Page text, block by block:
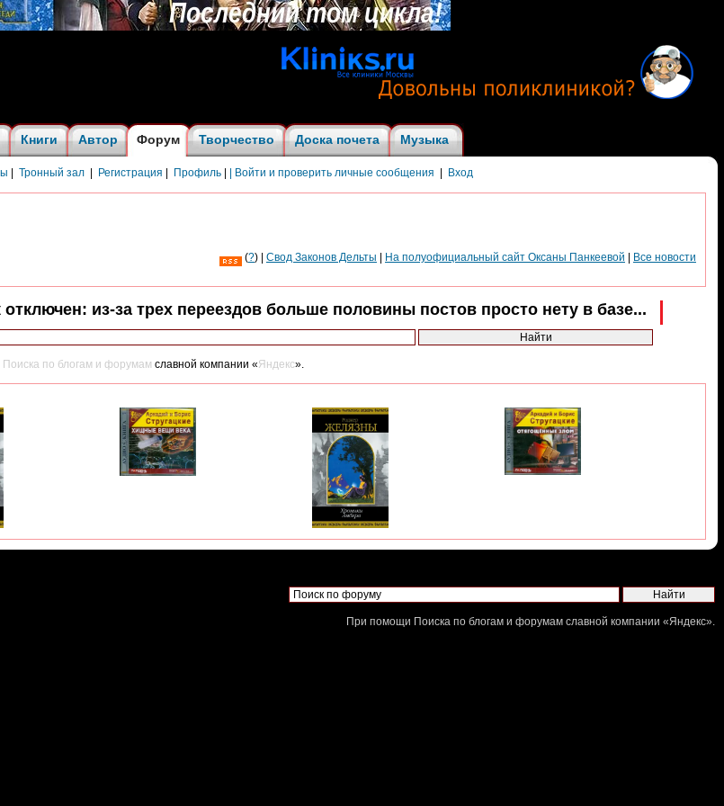
Книги Автор Форум Творчество Доска почета Музыка
Тронный зал Регистрация Профиль | Войти и проверить личные сообщения Вход
(?) | Cвод Законов Дельты На полуофициальный сайт Оксаны Панкеевой Все новости
из-за трех переездов больше половины постов просто нету в базе...
Поиска по блогам и форумам славной компании «Яндекс».
При помощи Поиска по блогам и форумам славной компании «Яндекс».